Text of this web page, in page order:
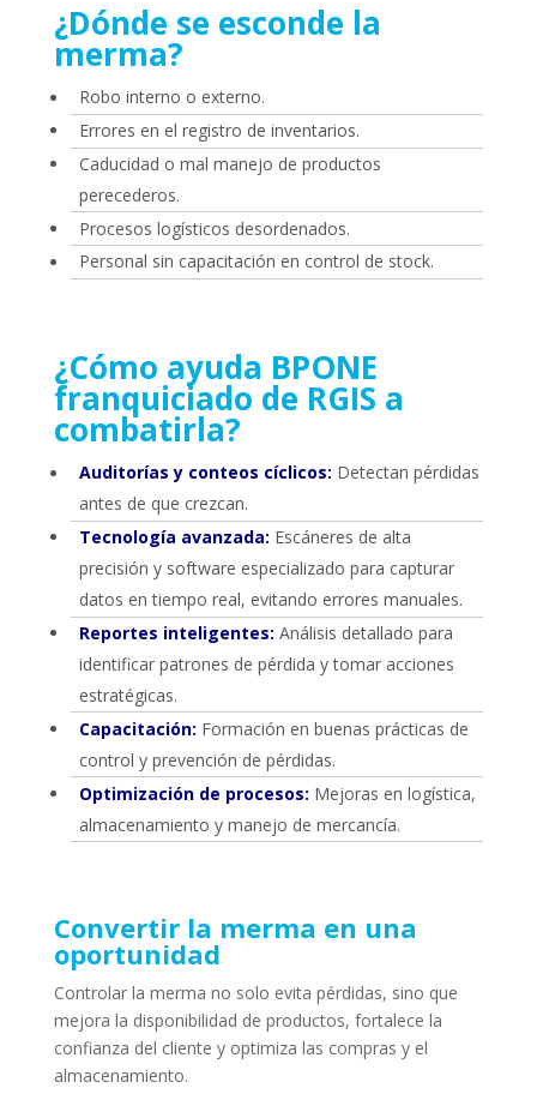
¿Dónde se esconde la
merma?
Robo interno o externo.
Errores en el registro de inventarios.
Caducidad o mal manejo de productos
perecederos.
Procesos logísticos desordenados.
Personal sin capacitación en control de stock.
¿Cómo ayuda BPONE
franquiciado de RGIS a
combatirla?
Auditorías y conteos cíclicos: Detectan pérdidas
antes de que crezcan.
Tecnología avanzada: Escáneres de alta
precisión y software especializado para capturar
datos en tiempo real, evitando errores manuales.
Reportes inteligentes: Análisis detallado para
identificar patrones de pérdida y tomar acciones
estratégicas.
Capacitación: Formación en buenas prácticas de
control y prevención de pérdidas.
Optimización de procesos: Mejoras en logística,
almacenamiento y manejo de mercancía.
Convertir la merma en una
oportunidad
Controlar la merma no solo evita pérdidas, sino que
mejora la disponibilidad de productos, fortalece la
confianza del cliente y optimiza las compras y el
almacenamiento.